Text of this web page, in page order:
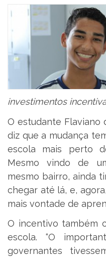
investimentos
O estudante Flaviano
diz que a mudança
escola mais perto
Mesmo vindo de
mesmo bairro, ainda
chegar até lá, e,
mais vontade de
O incentivo também
escola. “O
governantes